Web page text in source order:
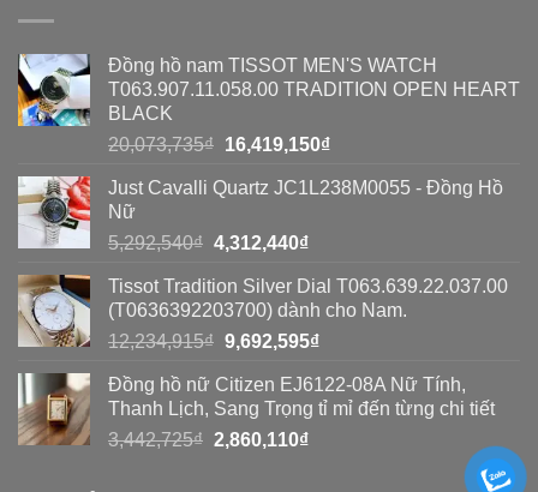
diện
hồ
giả?
hồ
giả
bằng
cách
đơn
giản
Đồng hồ nam TISSOT MEN'S WATCH
T063.907.11.058.00 TRADITION OPEN HEART
BLACK
20,073,735₫ Giá
là:
16,419,150₫Giá
tại
Just Cavalli Quartz JC1L238M0055 - Đồng Hồ
Nữ
5,292,540₫ Giá
là:
5,292,540₫.
4,312,440₫Giá
tại
là:
4,312,440₫.
Tissot Tradition Silver Dial T063.639.22.037.00
(T0636392203700) dành cho Nam.
12,234,915₫ Giá
là:
12,234,915₫.
9,692,595₫Giá
tại
là:
Đồng hồ nữ Citizen EJ6122-08A Nữ Tính,
Thanh Lịch, Sang Trọng tỉ mỉ đến từng chi tiết
3,442,725₫ Giá
2,860,110₫Giá